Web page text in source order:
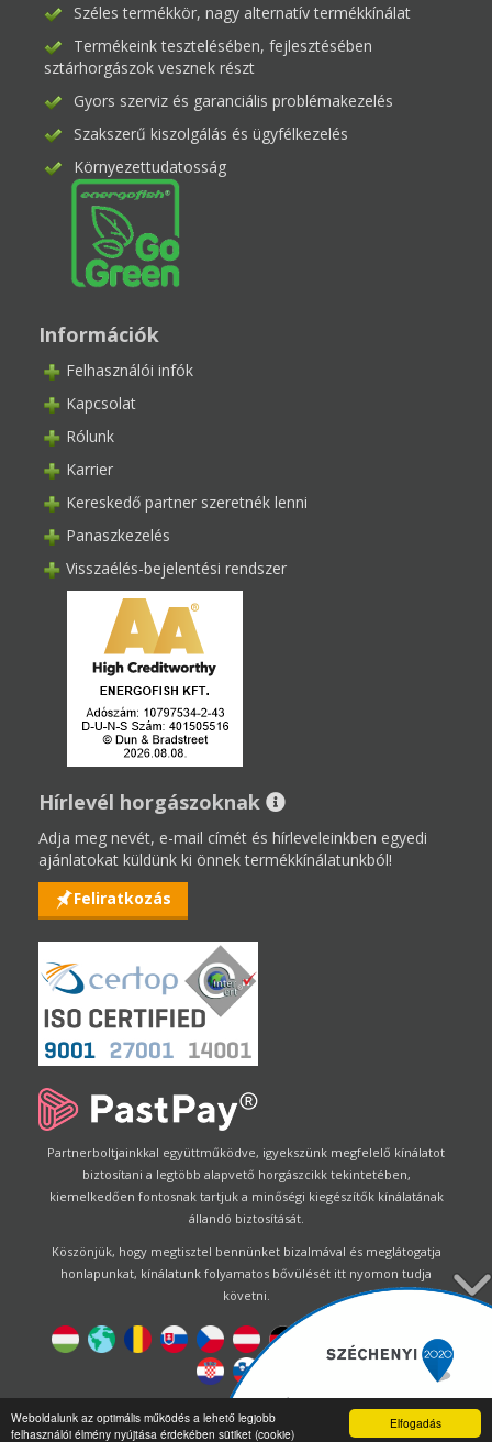
Elfogadás
Weboldalunk az optimális működés a lehető legjobb
felhasználói élmény nyújtása érdekében sütiket (cookie)
Széles termékkör, nagy alternatív termékkínálat
Termékeink tesztelésében, fejlesztésében
sztárhorgászok vesznek részt
Gyors szerviz és garanciális problémakezelés
Szakszerű kiszolgálás és ügyfélkezelés
Környezettudatosság
Információk
Felhasználói infók
Kapcsolat
Rólunk
Karrier
Kereskedő partner szeretnék lenni
Panaszkezelés
Visszaélés-bejelentési rendszer
Hírlevél horgászoknak
Adja meg nevét, e-mail címét és hírleveleinkben egyedi
ajánlatokat küldünk ki önnek termékkínálatunkból!
Feliratkozás
Partnerboltjainkkal együttműködve, igyekszünk megfelelő kínálatot
biztosítani a legtöbb alapvető horgászcikk tekintetében,
kiemelkedően fontosnak tartjuk a minőségi kiegészítők kínálatának
állandó biztosítását.
Köszönjük, hogy megtisztel bennünket bizalmával és meglátogatja
honlapunkat, kínálatunk folyamatos bővülését itt nyomon tudja
követni.
Designed by Energofish Kft